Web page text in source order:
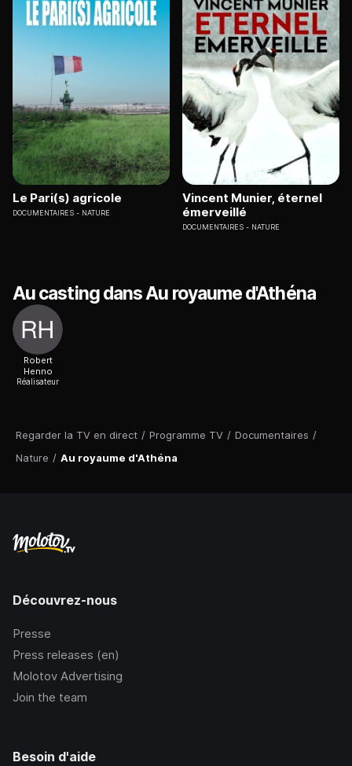
Regarder la TV en direct / Programme TV / Documentaires /
Nature / Au royaume d'Athéna
Le Pari(s) agricole
DOCUMENTAIRES NATURE
Vincent Munier, éternel
émerveillé
DOCUMENTAIRES NATURE
Au casting dans Au royaume d'Athéna
Robert
Henno
Réalisateur
Découvrez-nous
Presse
Press releases (en)
Molotov Advertising
Join the team
Besoin d'aide